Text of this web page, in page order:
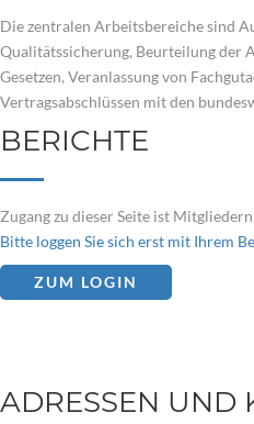
Die zentralen Arbeitsbereiche sind
Qualitätssicherung, Beurteilung der
Gesetzen, Veranlassung von
Vertragsabschlüssen mit den
BERICHTE
Zugang zu dieser Seite ist
Bitte loggen Sie sich erst mit Ihrem
ZUM LOGIN
ADRESSEN UND